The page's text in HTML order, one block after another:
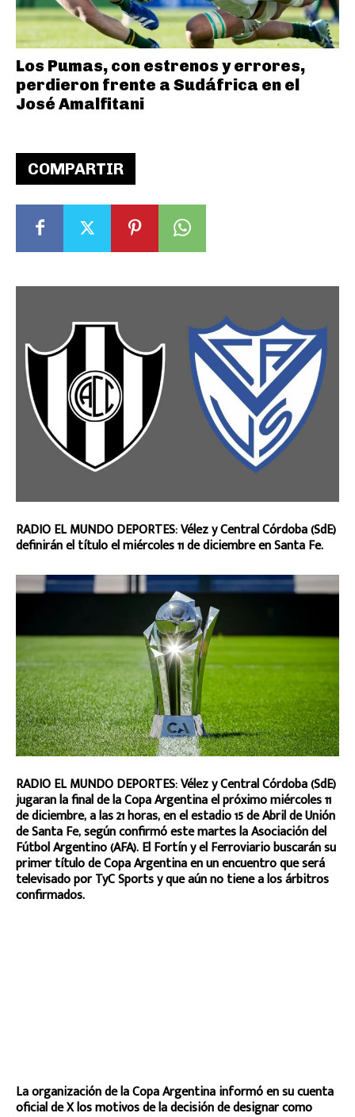
COMPARTIR
RADIO EL MUNDO DEPORTES: Vélez y Central Córdoba (SdE)
definirán el título el miércoles 11 de diciembre en Santa Fe.
RADIO EL MUNDO DEPORTES: Vélez y Central Córdoba (SdE)
jugaran la final de la Copa Argentina el próximo miércoles 11
de diciembre, a las 21 horas, en el estadio 15 de Abril de Unión
de Santa Fe, según confirmó este martes la Asociación del
Fútbol Argentino (AFA). El Fortín y el Ferroviario buscarán su
primer título de Copa Argentina en un encuentro que será
televisado por TyC Sports y que aún no tiene a los árbitros
confirmados.
La organización de la Copa Argentina informó en su cuenta
oficial de X los motivos de la decisión de designar como
Los Pumas, con estrenos y errores,
perdieron frente a Sudáfrica en el
José Amalfitani